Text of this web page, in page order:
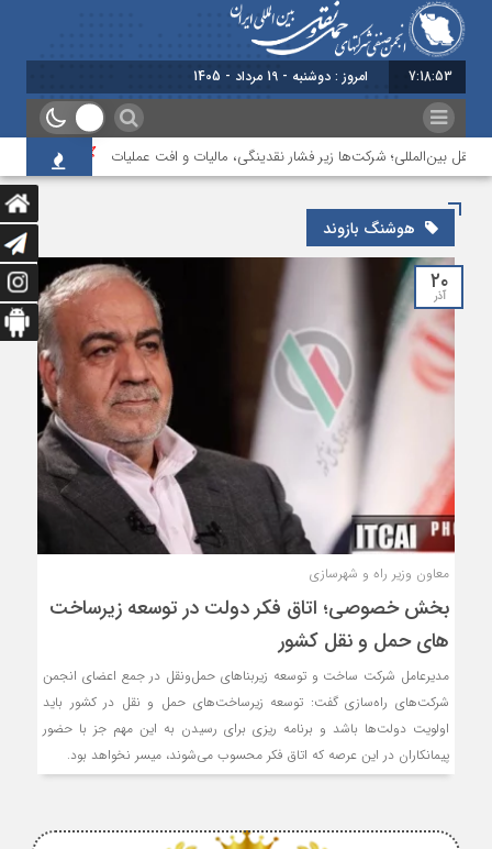
7:18:53 امروز : دوشنبه - 19 مرداد - 1405
بین‌المللی؛ شرکت‌ها زیر فشار نقدینگی، مالیات و افت عملیات بررسی
هوشنگ بازوند
۲۰
آذر
معاون وزیر راه و شهرسازی
بخش خصوصی؛ اتاق فکر دولت در توسعه زیرساخت
های حمل و نقل کشور
مدیرعامل شرکت ساخت و توسعه زیربناهای حمل‌ونقل در جمع اعضای انجمن
شرکت‌های راه‌سازی گفت: توسعه زیرساخت‌های حمل و نقل در کشور باید
اولویت دولت‌ها باشد و برنامه ریزی برای رسیدن به این مهم جز با حضور
پیمانکاران در این عرصه که اتاق فکر محسوب می‌شوند، میسر نخواهد بود.